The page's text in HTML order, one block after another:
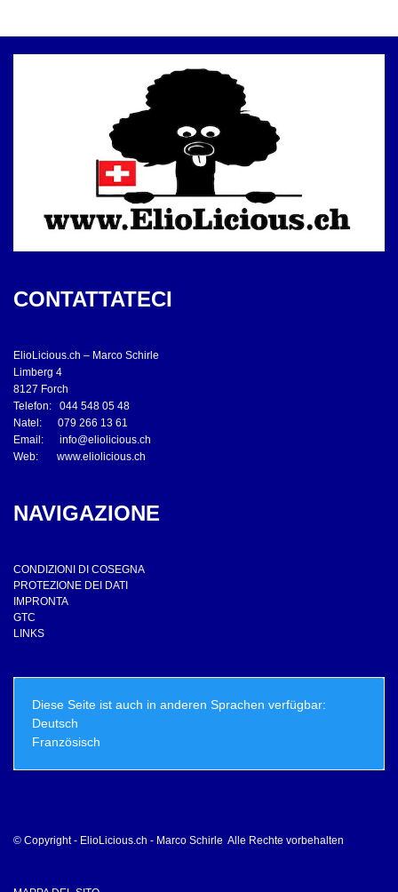
CONTATTATECI
ElioLicious.ch – Marco Schirle
Limberg 4
8127 Forch
Telefon: 044 548 05 48
Natel: 079 266 13 61
Email: info@eliolicious.ch
Web: www.eliolicious.ch
NAVIGAZIONE
CONDIZIONI DI COSEGNA
PROTEZIONE DEI DATI
IMPRONTA
GTC
LINKS
Diese Seite ist auch in anderen Sprachen verfügbar:
Deutsch
Französisch
© Copyright - ElioLicious.ch - Marco Schirle Alle Rechte vorbehalten